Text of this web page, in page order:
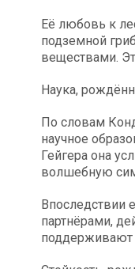
Её любовь к
подземной
веществами.
Наука,
По словам
научное
Гейгера она
волшебную
Впоследствии
партнёрами,